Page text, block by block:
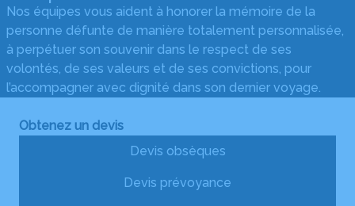
Nos équipes vous aident à honorer la mémoire de la
personne défunte de manière totalement personnalisée,
à perpétuer son souvenir dans le respect de ses
volontés, de ses valeurs et de ses convictions, pour
l’accompagner avec dignité dans son dernier voyage.
Obtenez un devis
Devis obsèques
Devis prévoyance